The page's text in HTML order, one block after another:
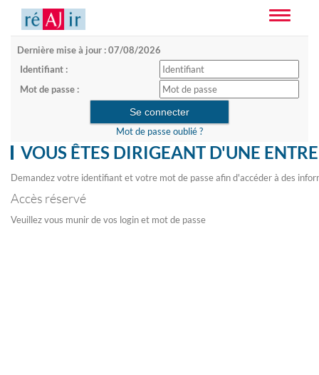
Toggle
Dernière mise à jour : 07/08/2026
Identifiant :
Mot de passe :
Mot de passe oublié ?
VOUS ÊTES DIRIGEANT D'UNE
Demandez votre identifiant et votre mot de passe afin d'accéder à des
Accès réservé
Veuillez vous munir de vos login et mot de passe